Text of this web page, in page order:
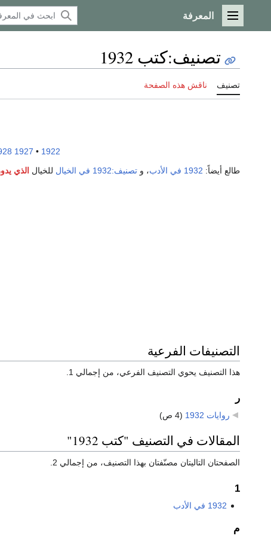
القائمة الرئيسية
المعرفة
تصنيف:كتب 1932
تصنيف ناقش هذه الصفحة
1922
•
1927
طالع أيضاً: 1932 في الأدب ، و تصنيف:1932 في الخيال للخيال الذي
التصنيفات الفرعية
هذا التصنيف يحوي التصنيف الفرعي، من إجمالي 1.
ر
روايات 1932 (4 ص)
المقالات في التصنيف "كتب 1932"
الصفحتان التاليتان مصنّفتان بهذا التصنيف، من إجمالي 2.
1
1932 في الأدب
م